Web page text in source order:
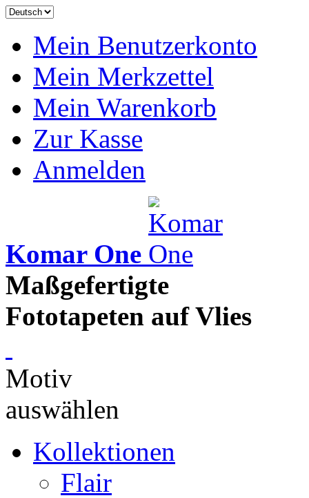
Mein Benutzerkonto
Mein Merkzettel
Mein Warenkorb
Zur Kasse
Anmelden
Komar One
Maßgefertigte
Fototapeten auf Vlies
Motiv
auswählen
Kollektionen
Flair